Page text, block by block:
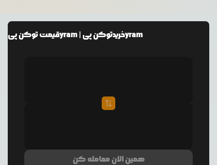
قیمتتوکن پیyram | خریدتوکن پیyram
همین الان معامله کن